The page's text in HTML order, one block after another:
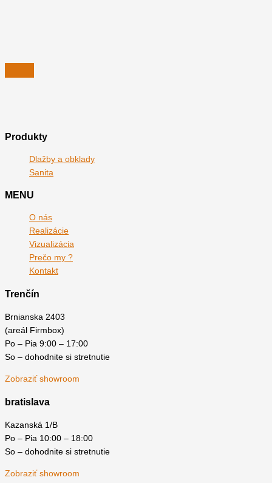
Produkty
Dlažby a obklady
Sanita
MENU
O nás
Realizácie
Vizualizácia
Prečo my ?
Kontakt
Trenčín
Brnianska 2403
(areál Firmbox)
Po – Pia 9:00 – 17:00
So – dohodnite si stretnutie
Zobraziť showroom
bratislava
Kazanská 1/B
Po – Pia 10:00 – 18:00
So – dohodnite si stretnutie
Zobraziť showroom